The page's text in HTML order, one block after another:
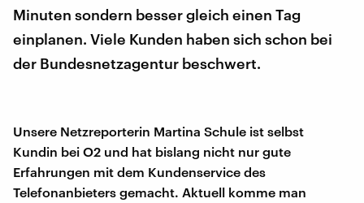
Minuten sondern besser gleich einen Tag
einplanen. Viele Kunden haben sich schon bei
der Bundesnetzagentur beschwert.
Unsere Netzreporterin Martina Schule ist selbst
Kundin bei O2 und hat bislang nicht nur gute
Erfahrungen mit dem Kundenservice des
Telefonanbieters gemacht. Aktuell komme man